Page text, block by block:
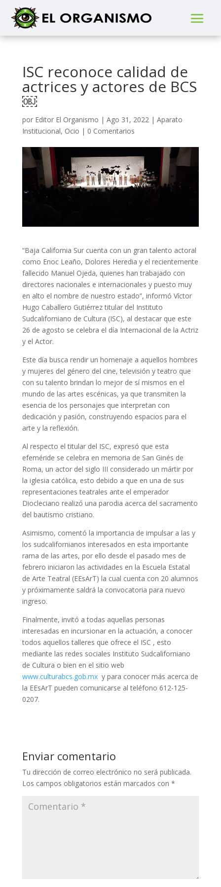
ISC reconoce calidad de
actrices y actores de BCS
￼
por Editor El Organismo | Ago 31, 2022| Aparato
Institucional, Ocio | 0 Comentarios
“Baja California Sur cuenta con un gran talento actoral
como Enoc Leaño, Dolores Heredia y el recientemente
fallecido Manuel Ojeda, quienes han trabajado con
directores nacionales e internacionales y puesto muy
en alto el nombre de nuestro estado”, informó Víctor
Hugo Caballero Gutiérrez titular del Instituto
Sudcaliforniano de Cultura (ISC), al destacar que este
26 de agosto se celebra el día Internacional de la Actriz
y el Actor.
Este día busca rendir un homenaje a aquellos hombres
y mujeres del género del cine, televisión y teatro que
con su talento brindan lo mejor de sí mismos en el
mundo de las artes escénicas, ya que transmiten la
esencia de los personajes que interpretan con
dedicación y pasión, construyendo espacios para el
arte y la reflexión.
Al respecto el titular del ISC, expresó que esta
efeméride se celebra en memoria de San Ginés de
Roma, un actor del siglo III considerado un mártir por
la iglesia católica, esto debido a que en una de sus
representaciones teatrales ante el emperador
Diocleciano realizó una parodia acerca del sacramento
del bautismo cristiano.
Asimismo, comentó la importancia de impulsar a las y
los sudcalifornianos interesados en esta importante
rama de las artes, por ello desde el pasado mes de
febrero iniciaron las actividades en la Escuela Estatal
de Arte Teatral (EEsArT) la cual cuenta con 20 alumnos
y próximamente saldrá la convocatoria para nuevo
ingreso.
Finalmente, invitó a todas aquellas personas
interesadas en incursionar en la actuación, a conocer
todos aquellos talleres que ofrece el ISC , esto
mediante las redes sociales Instituto Sudcaliforniano
de Cultura o bien en el sitio web
www.culturabcs.gob.mxy para conocer más acerca de
la EEsArT pueden comunicarse al teléfono 612-125-
0207.
Enviar comentario
Tu dirección de correo electrónico no será publicada.
Los campos obligatorios están marcados con *